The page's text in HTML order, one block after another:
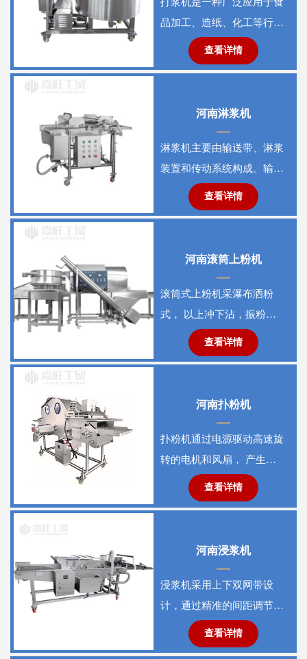
品加工、造纸、化工等行业
的机械设备， 其核心功能
是通过机械作用将物料破
查看详情
河南淋浆机
淋浆机主要由输送带、淋浆
装置和传动系统构成。输送
带采用食品级304不锈钢材
质， 通过变频调速实现3-
查看详情
河南滚筒上粉机
滚筒式上粉机采瀑布洒粉
式， 以上冲下沾，振粉装
置使产品裹屑均匀，外表美
观，制成率高，裹浆裹粉机
查看详情
河南扑粉机
扑粉机通过电源驱动高速旋
转的电机和风扇， 产生强
劲气流吸入粉末状扑粉剂，
并通过导管输送到喷嘴均匀
查看详情
河南浸浆机
浸浆机采用上下双网带设
计，通过精准的间距调节，
可适配不同规格的食材或材
料。这种设计确保产品在浸
查看详情